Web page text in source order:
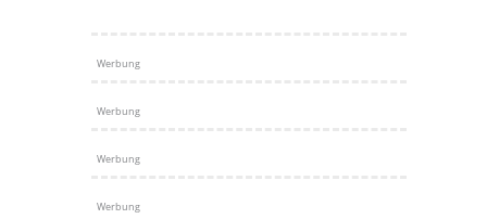
Werbung
Werbung
Werbung
Werbung